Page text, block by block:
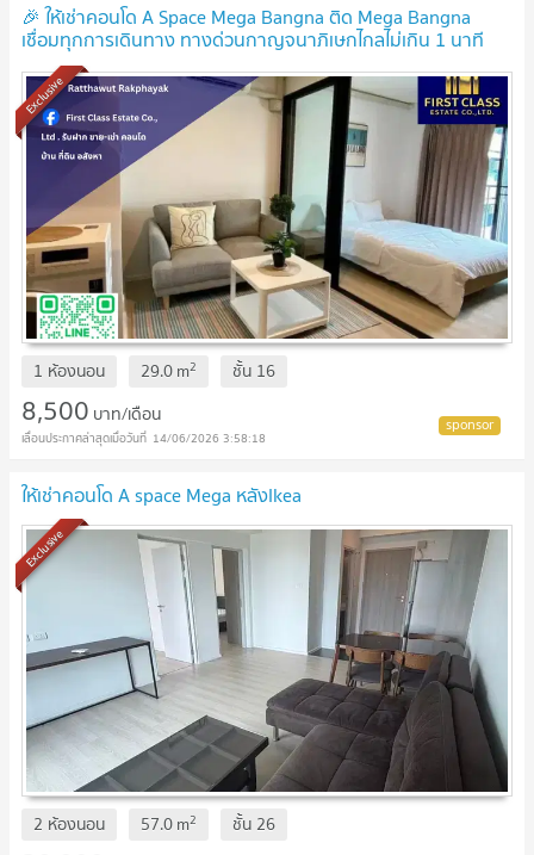
🎉 ให้เช่าคอนโด A Space Mega Bangna ติด Mega Bangna
เชื่อมทุกการเดินทาง ทางด่วนกาญจนาภิเษกไกลไม่เกิน 1 นาที
Exclusive
1 ห้องนอน 29.0m2 ชั้น 16
8,500 บาท/เดือน
14/06/2026 3:58:18
ให้เช่าคอนโด A space Mega หลังIkea
Exclusive
2 ห้องนอน 57.0m2 ชั้น 26